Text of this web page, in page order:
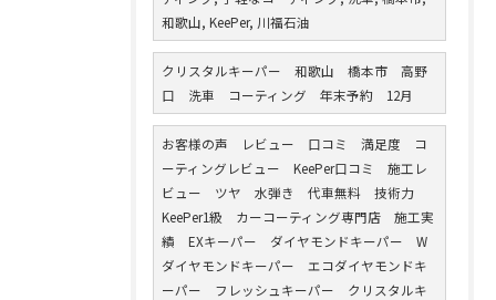
和歌山, KeePer, 川福石油
クリスタルキーパー 和歌山 橋本市 高野
口 洗車 コーティング 年末予約 12月
お客様の声 レビュー 口コミ 満足度 コ
ーティングレビュー KeePer口コミ 施工レ
ビュー ツヤ 水弾き 代車無料 技術力
KeePer1級 カーコーティング専門店 施工実
績 EXキーパー ダイヤモンドキーパー W
ダイヤモンドキーパー エコダイヤモンドキ
ーパー フレッシュキーパー クリスタルキ